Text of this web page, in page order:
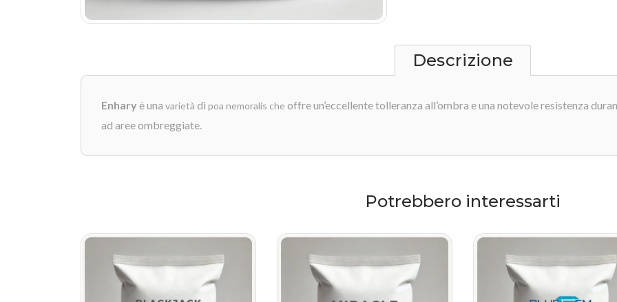
Descrizione
Enhary è una varietà di poa nemoralis che offre un’eccellente tolleranza all’ombra e una notevole resistenza
ad aree ombreggiate.
Potrebbero interessarti